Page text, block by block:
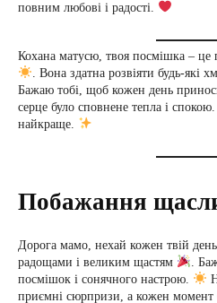
повним любові і радості.
Кохана матусю, твоя посмішка – це
. Вона здатна розвіяти будь-які
Бажаю тобі, щоб кожен день
серце було сповнене тепла і спокою.
найкраще.
Побажання
Дорога мамо, нехай кожен твій
радощами і великим щастям
.
посмішок і сонячного настрою.
приємні сюрпризи, а кожен момент